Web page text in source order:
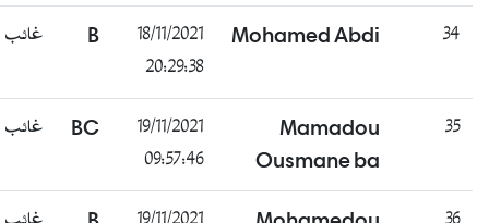
34
Mohamed Abdi
18/11/2021
20:29:38
B غائب
35
Mamadou
Ousmane ba
19/11/2021
09:57:46
BC غائب